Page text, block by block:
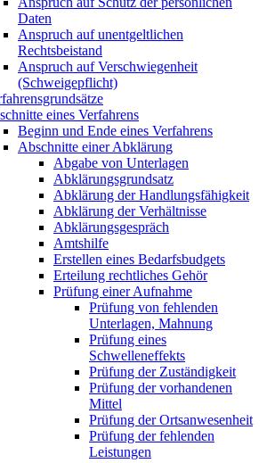
Daten
Anspruch auf unentgeltlichen
Rechtsbeistand
Anspruch auf Verschwiegenheit
(Schweigepflicht)
eines Verfahrens
Beginn und Ende eines Verfahrens
Abschnitte einer Abklärung
Abgabe von Unterlagen
Abklärungsgrundsatz
Abklärung der Handlungsfähigkeit
Abklärung der Verhältnisse
Abklärungsgespräch
Amtshilfe
Erstellen eines Bedarfsbudgets
Erteilung rechtliches Gehör
Prüfung einer Aufnahme
Prüfung von fehlenden
Unterlagen, Mahnung
Prüfung eines
Schwelleneffekts
Prüfung der Zuständigkeit
Prüfung der vorhandenen
Mittel
Prüfung der Ortsanwesenheit
Prüfung der fehlenden
Leistungen